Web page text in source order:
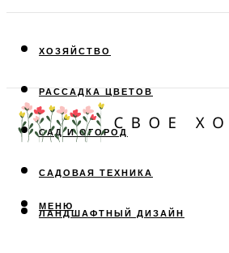
ХОЗЯЙСТВО
РАССАДКА ЦВЕТОВ
САД И ОГОРОД
САДОВАЯ ТЕХНИКА
ЛАНДШАФТНЫЙ ДИЗАЙН
МЕНЮ